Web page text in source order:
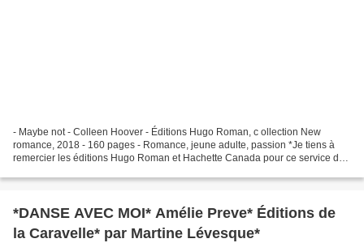
- Maybe not - Colleen Hoover - Éditions Hugo Roman, c ollection New
romance, 2018 - 160 pages - Romance, jeune adulte, passion *Je tiens à
remercier les éditions Hugo Roman et Hachette Canada pour ce service de
*DANSE AVEC MOI* Amélie Preve* Éditions de
la Caravelle* par Martine Lévesque*